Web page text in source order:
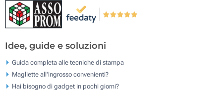
Idee, guide e soluzioni
Guida completa alle tecniche di stampa
Magliette all'ingrosso convenienti?
Hai bisogno di gadget in pochi giorni?